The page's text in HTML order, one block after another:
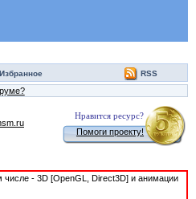
Избранное RSS
Нравится ресурс?
Помоги проекту!
числе - 3D [OpenGL, Direct3D] и анимации